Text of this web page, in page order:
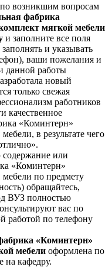
возникшим вопросам
фабрика
мягкой мебели
и заполните все поля
и указывать
ваши пожелания и
данной работы
новый
только свежая
работников
качественное
«Коминтерн»
в результате чего
содержание или
«Коминтерн»
мебели по предмету
обращайтесь,
ВУЗ полностью
вас по
работой по телефону
«Коминтерн»
мебели оформлена по
на кафедру.